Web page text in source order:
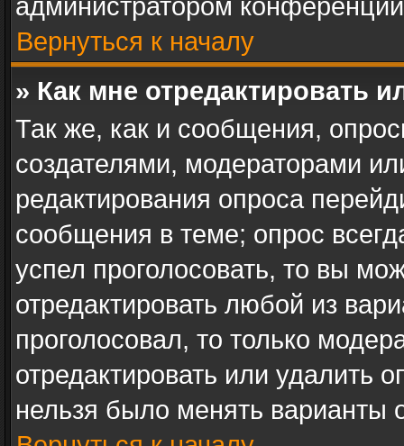
администратором
Вернуться к началу
» Как мне отредактировать
Так же, как и сообщения,
создателями, модераторами
редактирования опроса
сообщения в теме; опрос
успел проголосовать, то вы
отредактировать любой из
проголосовал, то только
отредактировать или удалить
нельзя было менять варианты